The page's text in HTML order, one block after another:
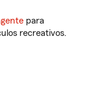
para
recreativos.